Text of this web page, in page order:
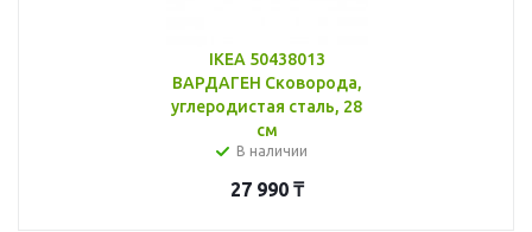
IKEA 50438013
ВАРДАГЕН Сковорода,
углеродистая сталь, 28
см
В наличии
27 990₸